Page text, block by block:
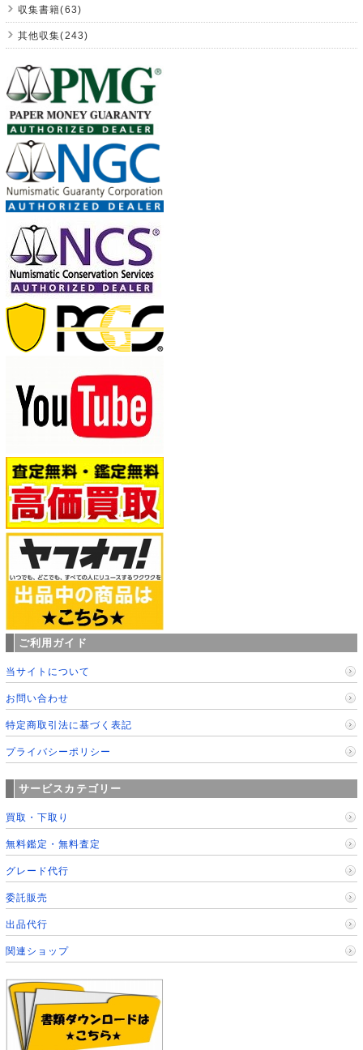
収集書籍(63)
其他収集(243)
ご利用ガイド
当サイトについて
お問い合わせ
特定商取引法に基づく表記
プライバシーポリシー
サービスカテゴリー
買取・下取り
無料鑑定・無料査定
グレード代行
委託販売
出品代行
関連ショップ